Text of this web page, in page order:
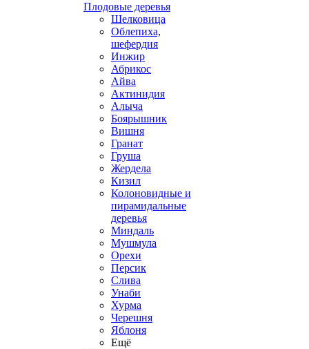
Плодовые деревья
Шелковица
Облепиха,
шефердия
Инжир
Абрикос
Айва
Актинидия
Алыча
Боярышник
Вишня
Гранат
Груша
Жердела
Кизил
Колоновидные и
пирамидальные
деревья
Миндаль
Мушмула
Орехи
Персик
Слива
Унаби
Хурма
Черешня
Яблоня
Ещё